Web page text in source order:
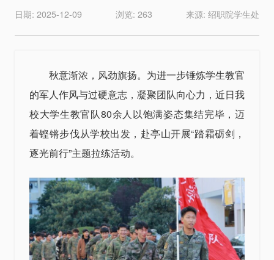
日期: 2025-12-09 浏览: 263 来源: 绍职院学生处
秋意渐浓，风劲旗扬。为进一步锤炼学生教官
的军人作风与过硬意志，凝聚团队向心力，近日我
校大学生教官队80余人以饱满姿态集结完毕，迈
着铿锵步伐从学校出发，赴亭山开展“踏霜砺剑，
逐光前行”主题拉练活动。